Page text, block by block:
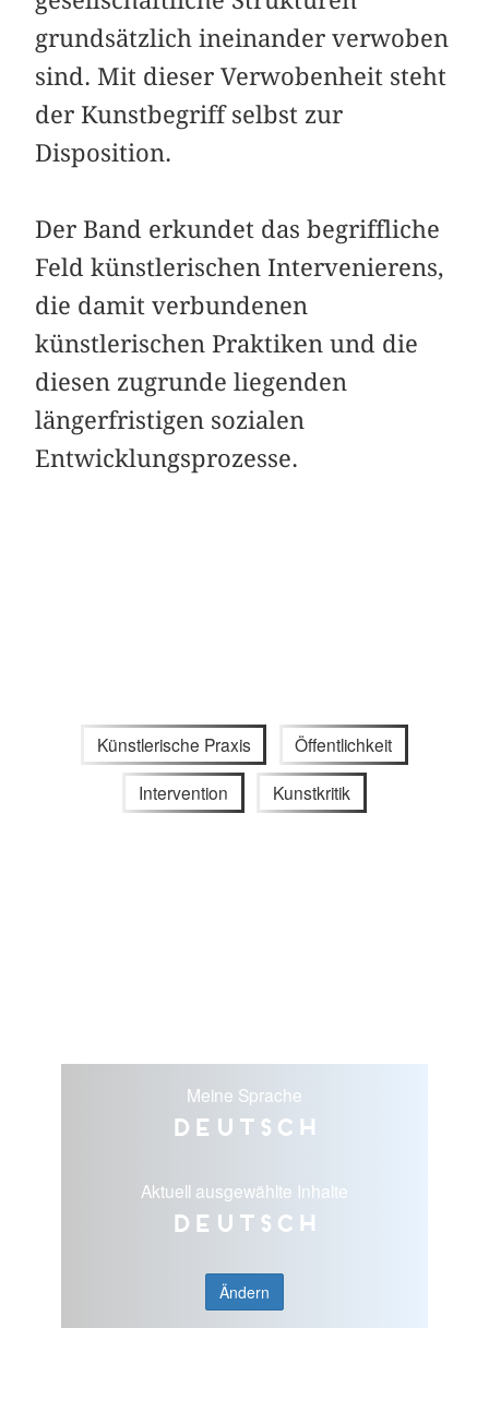
grundsätzlich ineinander verwoben
sind. Mit dieser Verwobenheit steht
der Kunstbegriff selbst zur
Disposition.
Der Band erkundet das begriffliche
Feld künstlerischen Intervenierens,
die damit verbundenen
künstlerischen Praktiken und die
diesen zugrunde liegenden
längerfristigen sozialen
Entwicklungsprozesse.
Künstlerische Praxis Öffentlichkeit
Intervention Kunstkritik
Meine Sprache
Deutsch
Aktuell ausgewählte Inhalte
Deutsch
Ändern